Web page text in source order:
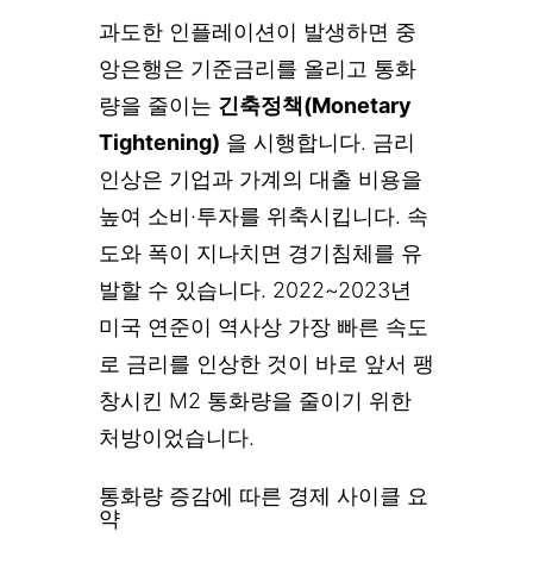
과도한 인플레이션이 발생하면 중
앙은행은 기준금리를 올리고 통화
량을 줄이는 긴축정책(Monetary
Tightening) 을 시행합니다. 금리
인상은 기업과 가계의 대출 비용을
높여 소비·투자를 위축시킵니다. 속
도와 폭이 지나치면 경기침체를 유
발할 수 있습니다. 2022~2023년
미국 연준이 역사상 가장 빠른 속도
로 금리를 인상한 것이 바로 앞서 팽
창시킨 M2 통화량을 줄이기 위한
처방이었습니다.
통화량 증감에 따른 경제 사이클 요
약